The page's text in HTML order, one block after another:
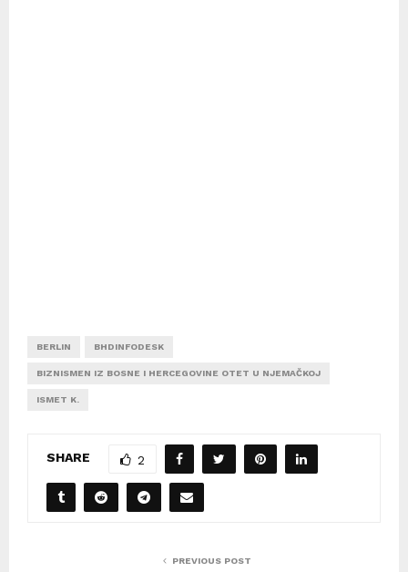
BERLIN BHDINFODESK
BIZNISMEN IZ BOSNE I HERCEGOVINE OTET U NJEMAČKOJ
ISMET K.
SHARE 2
PREVIOUS POST